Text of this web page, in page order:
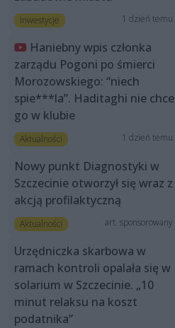
Inwestycje 1 dzień temu
Haniebny wpis członka
zarządu Pogoni po śmierci
Morozowskiego: “niech
spie***la”. Haditaghi nie chce
go w klubie
Aktualności 1 dzień temu
Nowy punkt Diagnostyki w
Szczecinie otworzył się wraz z
akcją profilaktyczną
Aktualności art. sponsorowany
Urzędniczka skarbowa w
ramach kontroli opalała się w
solarium w Szczecinie. „10
minut relaksu na koszt
podatnika”